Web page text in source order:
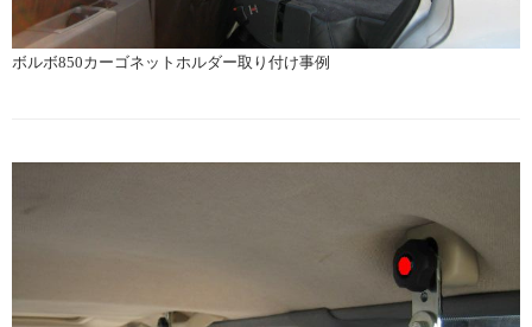
ボルボ850カーゴネットホルダー取り付け事例